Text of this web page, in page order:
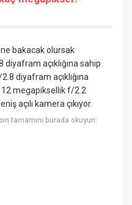
bakacak olursak
açıklığına sahip
diyafram açıklığına
megapiksellik f/2.2
açılı kamera çıkıyor.
tamamını burada okuyun: